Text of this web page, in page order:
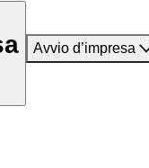
Avvio d’impresa